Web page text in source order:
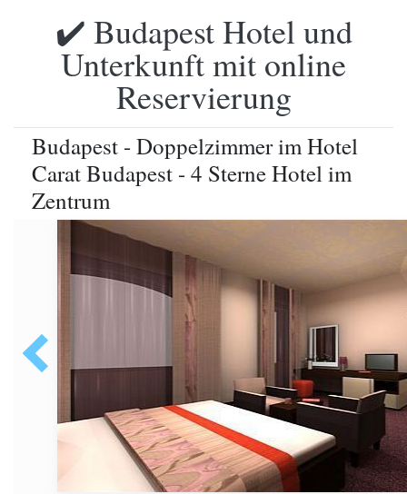
✔️ Budapest Hotel und
Unterkunft mit online
Reservierung
Budapest - Doppelzimmer im Hotel
Carat Budapest - 4 Sterne Hotel im
Zentrum